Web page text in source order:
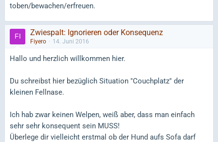
toben/bewachen/erfreuen.
Zwiespalt: Ignorieren oder Konsequenz
Fiyero 14. Juni 2016
Hallo und herzlich willkommen hier.
Du schreibst hier bezüglich Situation "Couchplatz" der
kleinen Fellnase.
Ich hab zwar keinen Welpen, weiß aber, dass man einfach
sehr sehr konsequent sein MUSS!
Überlege dir vielleicht erstmal ob der Hund aufs Sofa darf